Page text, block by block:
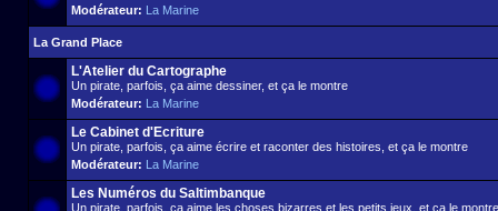
Modérateur: La Marine
La Grand Place
L'Atelier du Cartographe
Un pirate, parfois, ça aime dessiner, et ça le montre
Modérateur: La Marine
Le Cabinet d'Ecriture
Un pirate, parfois, ça aime écrire et raconter des histoires, et ça le montre
Modérateur: La Marine
Les Numéros du Saltimbanque
Un pirate, parfois, ça aime les choses bizarres et les petits jeux, et ça le montre